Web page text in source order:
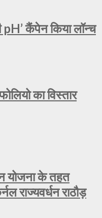
pH’ कैंपेन किया लॉन्च
का विस्तार
योजना के तहत
राज्यवर्धन राठौड़